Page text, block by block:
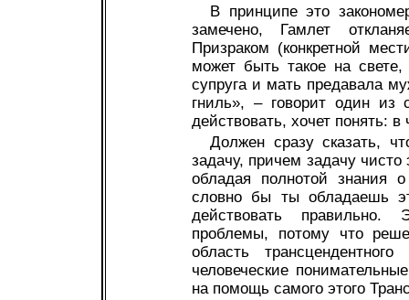
В принципе это
замечено, Гамлет
Призраком (конкретной
может быть такое на
супруга и мать предавала
гниль», – говорит один из
действовать, хочет понять:
Должен сразу сказать,
задачу, причем задачу
обладая полнотой знания
словно бы ты обладаешь
действовать правильно.
проблемы, потому что
область
человеческие
на помощь самого этого